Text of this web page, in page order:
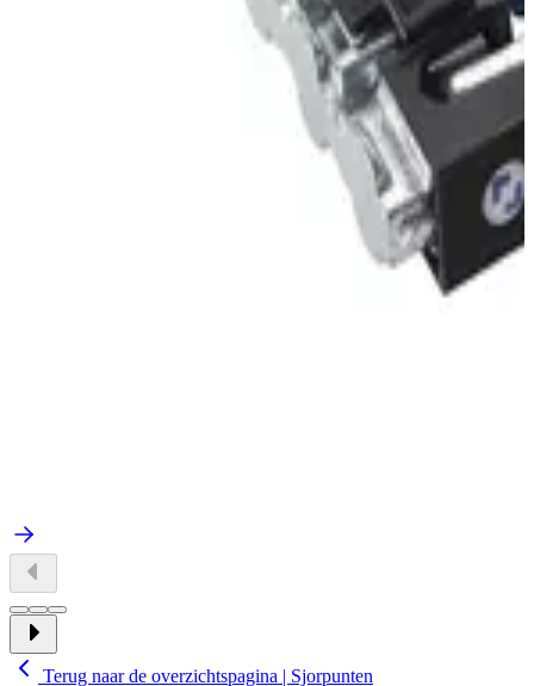
Terug naar de overzichtspagina | Sjorpunten